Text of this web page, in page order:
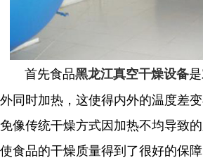
首先食品黑龙江真空干燥设备
外同时加热，这使得内外的温度差
免像传统干燥方式因加热不均导致
使食品的干燥质量得到了很好的保障